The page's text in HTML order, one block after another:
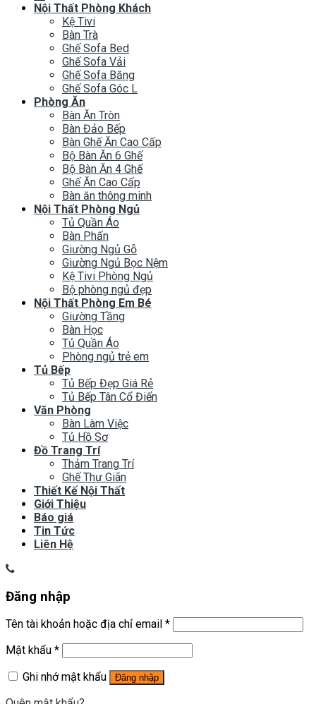
Nội Thất Phòng Khách
Kệ Tivi
Bàn Trà
Ghế Sofa Bed
Ghế Sofa Vải
Ghế Sofa Băng
Ghế Sofa Góc L
Phòng Ăn
Bàn Ăn Tròn
Bàn Đảo Bếp
Bàn Ghế Ăn Cao Cấp
Bộ Bàn Ăn 6 Ghế
Bộ Bàn Ăn 4 Ghế
Ghế Ăn Cao Cấp
Bàn ăn thông minh
Nội Thất Phòng Ngủ
Tủ Quần Áo
Bàn Phấn
Giường Ngủ Gỗ
Giường Ngủ Bọc Nệm
Kệ Tivi Phòng Ngủ
Bộ phòng ngủ đẹp
Nội Thất Phòng Em Bé
Giường Tầng
Bàn Học
Tủ Quần Áo
Phòng ngủ trẻ em
Tủ Bếp
Tủ Bếp Đẹp Giá Rẻ
Tủ Bếp Tân Cổ Điển
Văn Phòng
Bàn Làm Việc
Tủ Hồ Sơ
Đồ Trang Trí
Thảm Trang Trí
Ghế Thư Giãn
Thiết Kế Nội Thất
Giới Thiệu
Báo giá
Tin Tức
Liên Hệ
Đăng nhập
Tên tài khoản hoặc địa chỉ email *
Mật khẩu *
Ghi nhớ mật khẩu
Đăng nhập